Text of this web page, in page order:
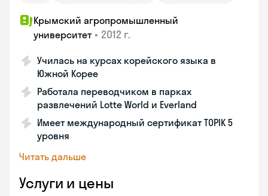
Крымский агропромышленный
университет • 2012 г.
Училась на курсах корейского языка в
Южной Корее
Работала переводчиком в парках
развлечений Lotte World и Everland
Имеет международный сертификат TOPIK 5
уровня
Читать дальше
Услуги и цены